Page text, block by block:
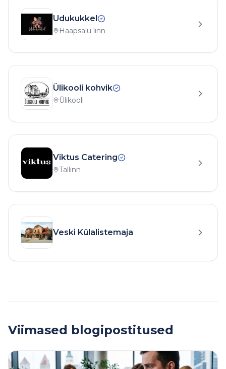
Udukukkel
Haapsalu linn
Ülikooli kohvik
Ülikooli
Viktus Catering
Tallinn
Veski Külalistemaja
Viimased blogipostitused